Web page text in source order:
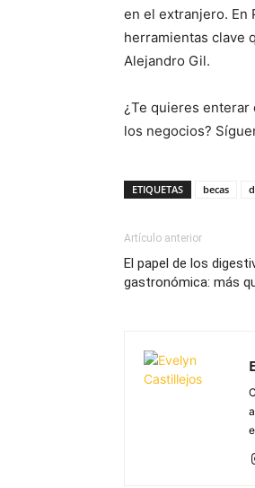
en el extranjero. En
herramientas clave
Alejandro Gil.
¿Te quieres enterar
los negocios?
ETIQUETAS becas
Artículo anterior
El papel de los
gastronómica: más